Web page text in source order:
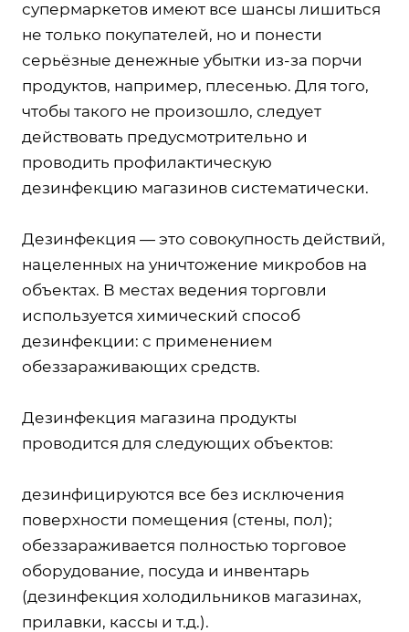
супермаркетов имеют все шансы лишиться
не только покупателей, но и понести
серьёзные денежные убытки из-за порчи
продуктов, например, плесенью. Для того,
чтобы такого не произошло, следует
действовать предусмотрительно и
проводить профилактическую
дезинфекцию магазинов систематически.
Дезинфекция — это совокупность действий,
нацеленных на уничтожение микробов на
объектах. В местах ведения торговли
используется химический способ
дезинфекции: с применением
обеззараживающих средств.
Дезинфекция магазина продукты
проводится для следующих объектов:
дезинфицируются все без исключения
поверхности помещения (стены, пол);
обеззараживается полностью торговое
оборудование, посуда и инвентарь
(дезинфекция холодильников магазинах,
прилавки, кассы и т.д.).